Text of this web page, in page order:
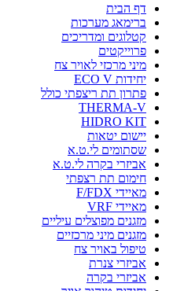
דף הבית
ברימאג מערכות
קטלוגים ומדריכים
פרוייקטים
מיני מרכזי לאויר צח
יחידות ECO V
פתרון תת ריצפתי כולל
THERMA-V
HIDRO KIT
יישום יטאות
שסתומים לי.ט.א
אביזרי בקרה לי.ט.א
חימום תת רצפתי
מאיידי F/FDX
מאיידי VRF
מזגנים מפוצלים עיליים
מזגנים מיני מרכזיים
טיפול באויר צח
אביזרי צנרת
אביזרי בקרה